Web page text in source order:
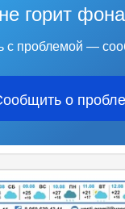
горит
с проблемой —
о